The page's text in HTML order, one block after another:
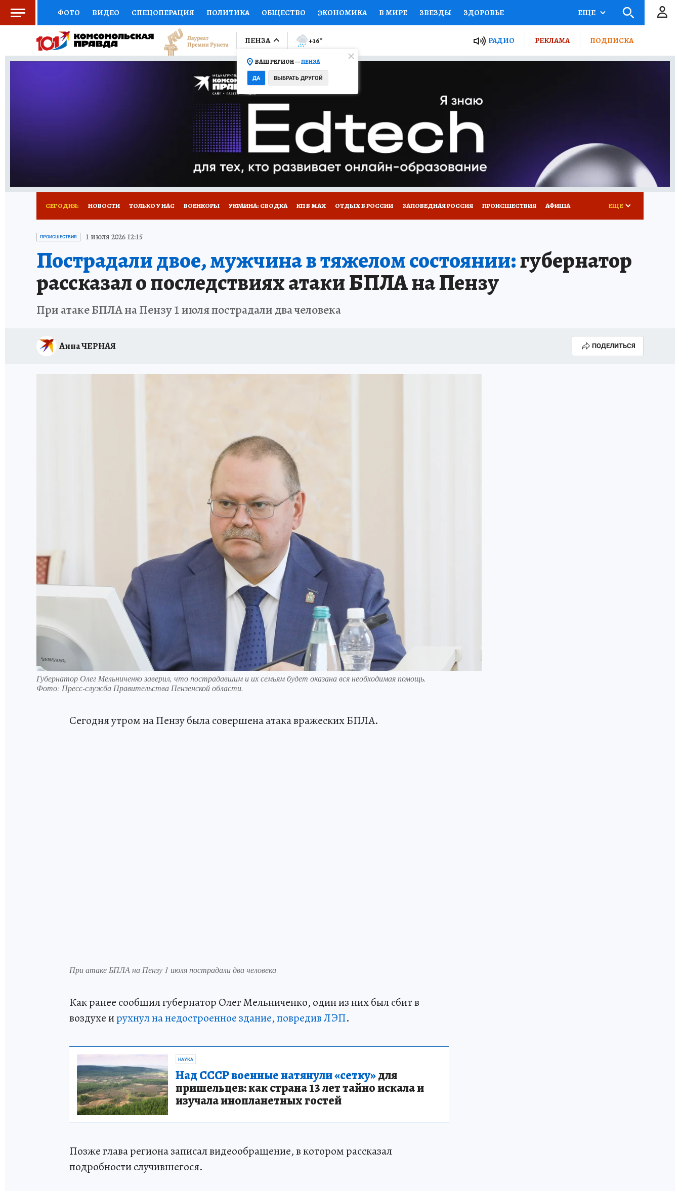
ФОТО ВИДЕО СПЕЦОПЕРАЦИЯ ПОЛИТИКА ОБЩЕСТВО ЭКОНОМИКА В МИРЕ ЗВЕЗДЫ ЗДОРОВЬЕ
СОЦПОДДЕРЖКА НАУКА СПОРТ КОЛУМНИСТЫ ПРОИСШЕСТВИЯ НАЦИОНАЛЬНЫЕ ПРОЕКТЫ РОССИИ
ВЫБОР ЭКСПЕРТОВ ДОКТОР ФИНАНСЫ ОТКРЫВАЕМ МИР Я ЗНАЮ СЕМЬЯ ЖЕНСКИЕ СЕКРЕТЫ ПУТЕВОДИТЕЛЬ
ПРОГНОЗЫ НА СПОРТ ПРОМОКОДЫ СЕРИАЛЫ
ТЕЛЕВИЗОР КОЛЛЕКЦИИ КОНКУРСЫ ГИД ПОТРЕБИТЕЛЯ
НОВОЕ НА САЙТЕ
ЕЩЕ
ПЕНЗА
ВАШ РЕГИОН —ПЕНЗА
ДА ВЫБРАТЬ ДРУГОЙ
+16° РАДИО РЕКЛАМА ПОДПИСКА
СЕГОДНЯ: НОВОСТИ ТОЛЬКО У НАС ВОЕНКОРЫ УКРАИНА: СВОДКА КП В МАХ ОТДЫХ В РОССИИ ЗАПОВЕДНАЯ РОССИЯ ПРОИСШЕСТВИЯ АФИША
ИСПЫТАНО НА СЕБЕ
ЕЩЕ
ПРОИСШЕСТВИЯ 1 июля 2026 12:15
Пострадали двое, мужчина в тяжелом состоянии:губернатор
рассказал о последствиях атаки БПЛА на Пензу
При атаке БПЛА на Пензу 1 июля пострадали два человека
Анна ЧЕРНАЯ ПОДЕЛИТЬСЯ
Губернатор Олег Мельниченко заверил, что пострадавшим и их семьям будет оказана вся необходимая помощь.
Фото: Пресс-служба Правительства Пензенской области.
Сегодня утром на Пензу была совершена атака вражеских БПЛА.
При атаке БПЛА на Пензу 1 июля пострадали два человека
Как ранее сообщил губернатор Олег Мельниченко, один из них был сбит в
воздухе ирухнул на недостроенное здание, повредив ЛЭП.
НАУКА
Над СССР военные натянули «сетку»для
пришельцев: как страна 13 лет тайно искала и
изучала инопланетных гостей
Позже глава региона записал видеообращение, в котором рассказал
подробности случившегося.